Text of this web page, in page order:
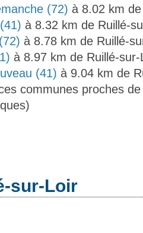
(72) à 8.02 km
à 8.32 km de Ruillé-
à 8.78 km de Ruillé-
à 8.97 km de Ruillé-sur-
(41) à 9.04 km de
communes proches
sur-Loir